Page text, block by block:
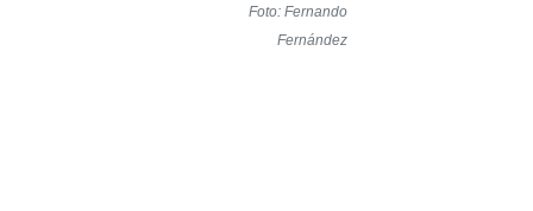
Foto: Fernando
Fernández